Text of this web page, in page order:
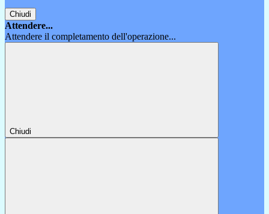
Chiudi
Attendere...
Attendere il completamento dell'operazione...
Chiudi